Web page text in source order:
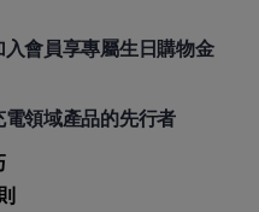
入會員享專屬生日購物金
電領域產品的先行者